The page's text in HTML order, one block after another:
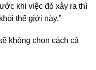
khi việc đó xảy ra thì
thế giới này.”
không chọn cách cá